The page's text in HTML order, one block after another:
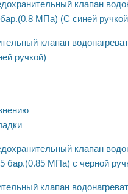
клапан
ручкой)
клапан